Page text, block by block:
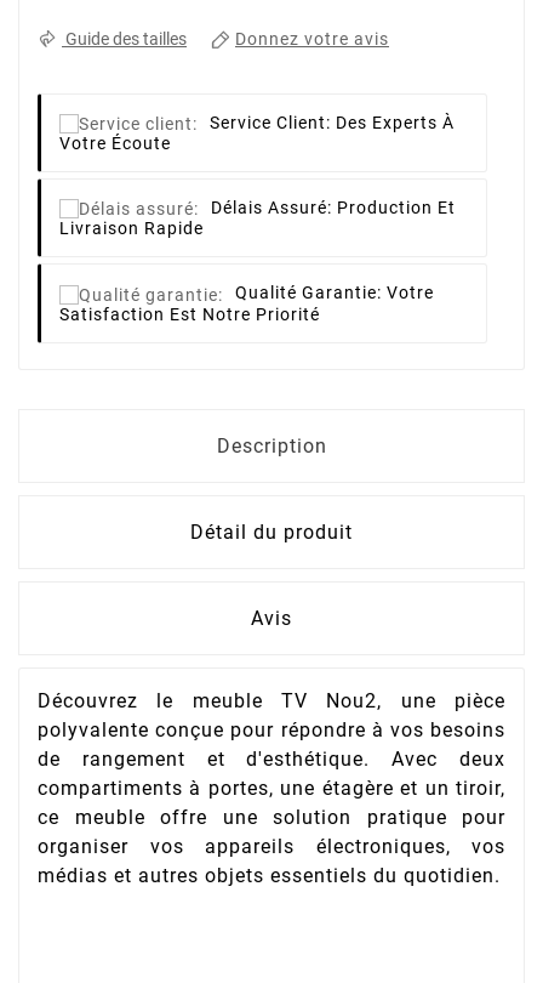
Guide des tailles Donnez votre avis
Service Client: Des Experts À
Votre Écoute
Délais Assuré: Production Et
Livraison Rapide
Qualité Garantie: Votre
Satisfaction Est Notre Priorité
Description
Détail du produit
Avis
Découvrez le meuble TV Nou2, une pièce
polyvalente conçue pour répondre à vos besoins
de rangement et d'esthétique. Avec deux
compartiments à portes, une étagère et un tiroir,
ce meuble offre une solution pratique pour
organiser vos appareils électroniques, vos
médias et autres objets essentiels du quotidien.